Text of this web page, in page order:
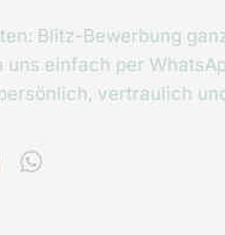
Blitz-Bewerbung
einfach per
vertraulich
Per WhatsApp melden